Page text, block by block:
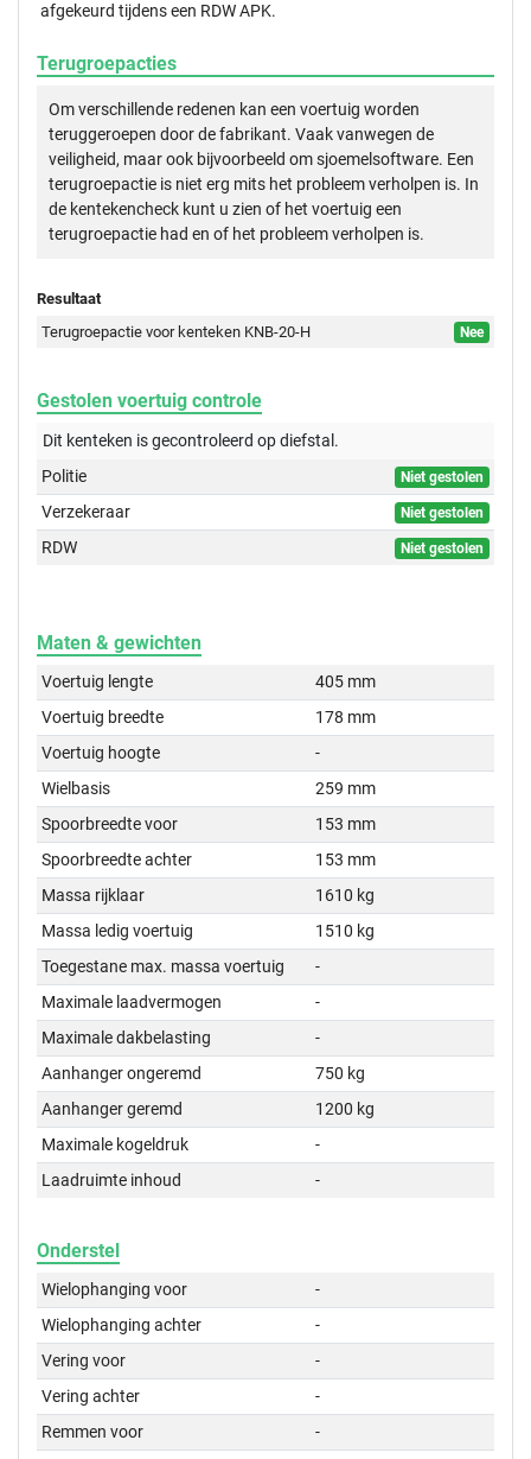
afgekeurd tijdens een RDW APK.
Terugroepacties
Om verschillende redenen kan een voertuig worden
teruggeroepen door de fabrikant. Vaak vanwegen de
veiligheid, maar ook bijvoorbeeld om sjoemelsoftware. Een
terugroepactie is niet erg mits het probleem verholpen is. In
de kentekencheck kunt u zien of het voertuig een
terugroepactie had en of het probleem verholpen is.
Resultaat
Terugroepactie voor kenteken KNB-20-H
Nee
Gestolen voertuig controle
Dit kenteken is gecontroleerd opdiefstal.
Politie
Niet gestolen
Verzekeraar Niet gestolen
RDW Niet gestolen
Maten & gewichten
Voertuig lengte
405 mm
Voertuig breedte
178 mm
Voertuig hoogte
-
Wielbasis
259 mm
Spoorbreedte voor
153 mm
Spoorbreedte achter
153 mm
Massa rijklaar
1610 kg
Massa ledig voertuig
1510 kg
Toegestane max. massa voertuig
-
Maximale laadvermogen
-
Maximale dakbelasting
-
Aanhanger ongeremd
750 kg
Aanhanger geremd
1200 kg
Maximale kogeldruk
-
Laadruimte inhoud
-
Onderstel
Wielophanging voor
-
Wielophanging achter
-
Vering voor
-
Vering achter
-
Remmen voor
-